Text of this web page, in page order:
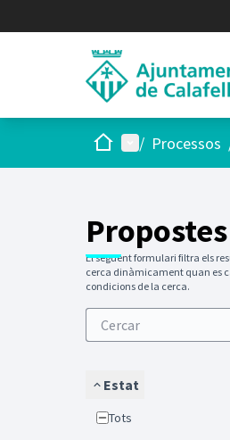
Inici Menú principal
/ Processos
Propostes
El següent formulari filtra els
cerca dinàmicament quan es
condicions de la cerca.
Estat
Tots